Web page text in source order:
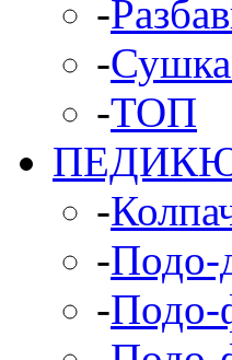
-
-Сушка
-ТОП
-
-Подо-
-Подо-